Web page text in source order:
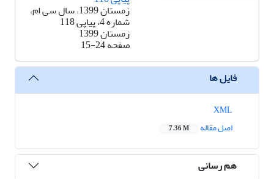
زمستان 1399، سال سی ام،
شماره 4، پیاپی 118
زمستان 1399
صفحه15-24
فایل ها
اصل مقاله
7.36 M
هم رسانی